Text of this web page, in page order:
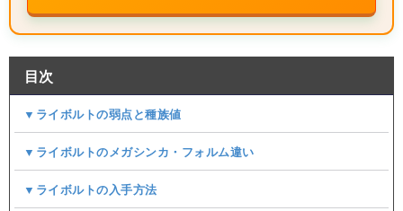
目次
▼ライボルトの弱点と種族値
▼ライボルトのメガシンカ・フォルム違い
▼ライボルトの入手方法